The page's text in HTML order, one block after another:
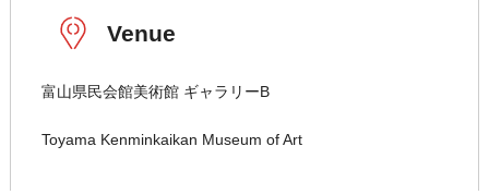
Venue
富山県民会館美術館 ギャラリーB
Toyama Kenminkaikan Museum of Art